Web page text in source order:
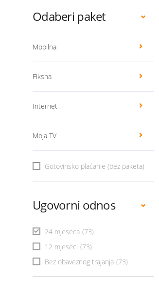
Odaberi paket
Mobilna
Fiksna
Internet
Moja TV
Gotovinsko plaćanje (bez paketa)
Ugovorni odnos
24 mjeseca (73)
12 mjeseci (73)
Bez obaveznog trajanja (73)